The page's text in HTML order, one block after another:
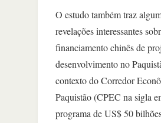
O estudo também traz
revelações interessantes
financiamento chinês de
desenvolvimento no
contexto do Corredor
Paquistão (CPEC na sigla
programa de US$ 50